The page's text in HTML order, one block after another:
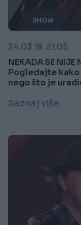
SHOW
24.03.18. 21:05
NEKADA SE
Pogledajte kako
nego što je
Saznaj više